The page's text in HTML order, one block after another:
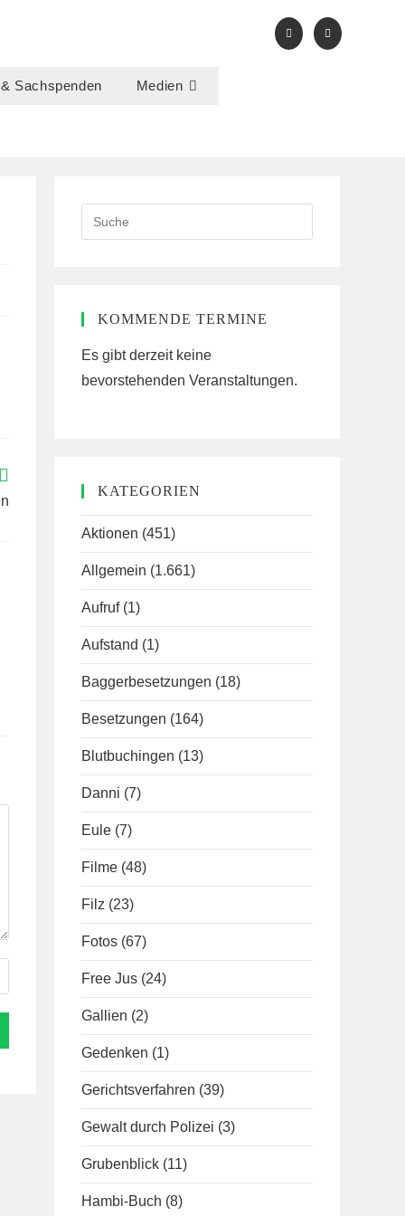
Sachspenden Medien
this
KOMMENDE TERMINE
Es gibt derzeit keine
bevorstehenden Veranstaltungen.
KATEGORIEN
Aktionen (451)
Allgemein (1.661)
Aufruf (1)
Aufstand (1)
Baggerbesetzungen (18)
Besetzungen (164)
Blutbuchingen (13)
Danni (7)
Eule (7)
Filme (48)
Filz (23)
Fotos (67)
Free Jus (24)
Gallien (2)
Gedenken (1)
Gerichtsverfahren (39)
Gewalt durch Polizei (3)
Grubenblick (11)
Hambi-Buch (8)